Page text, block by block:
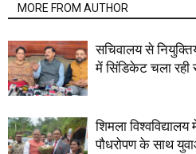
MORE FROM AUTHOR
सचिवालय से
में सिंडिकेट चला रही
शिमला
पौधरोपण के साथ